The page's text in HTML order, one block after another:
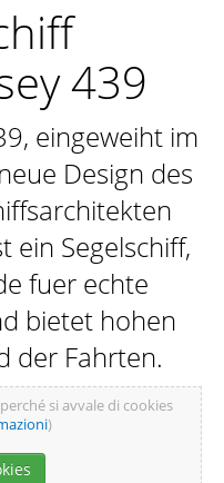
439
eingeweiht im
Design des
ein Segelschiff,
fuer echte
bietet hohen
der Fahrten.
si avvale di cookies
)